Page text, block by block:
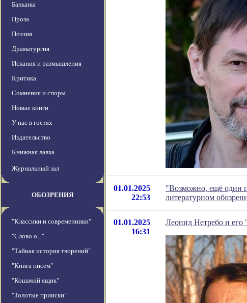
Балканы
Проза
Поэзия
Драматургия
Искания и размышления
Критика
Сомнения и споры
Новые книги
У нас в гостях
Издательство
Книжная лавка
Журнальный зал
ОБОЗРЕНИЯ
"Классики и современники"
"Слово о..."
"Тайная история творений"
"Книга писем"
"Кошачий ящик"
"Золотые прииски"
01.01.2025
22:53
"Возможно, ещё один
литературном
01.01.2025
16:31
Леонид Нетребо и его